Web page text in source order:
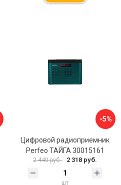
-5%
Цифровой радиоприемник
Perfeo ТАЙГА 30015161
2 440 руб. 2 318 руб.
шт